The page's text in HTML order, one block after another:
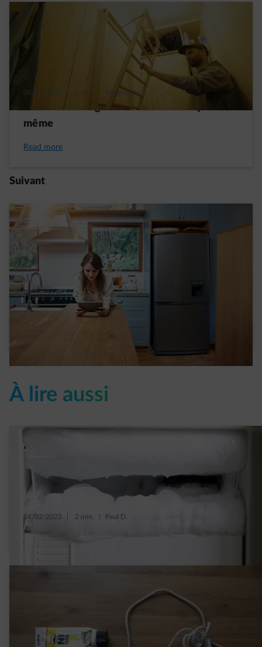
06/05/2020 1 min. Suzanne M.
5 séchoirs à linge d’intérieur à fabriquer soi-
même
Read more
Suivant
30/03/2020 | 2 min. | Sébastien V.
Prise connectée : 8 utilisations pratiques
À lire aussi
14/02/2022 2 min. Paul D.
6 étapes pour dégivrer son congélateur